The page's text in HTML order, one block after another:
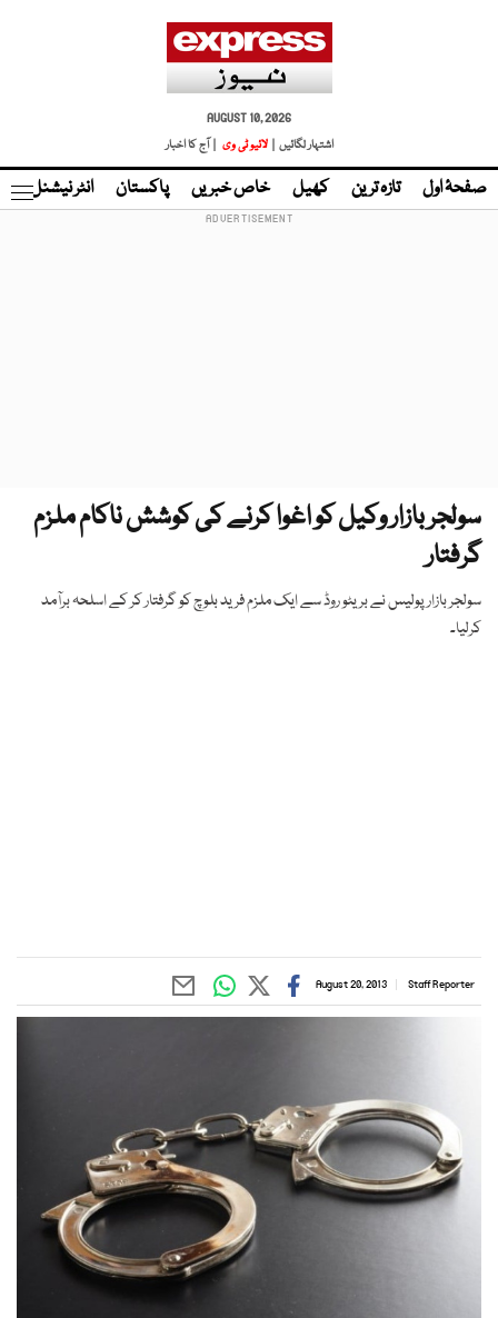
AUGUST 10, 2026
اشتہار لگائیں |
لائیو ٹی وی | آج کا اخبار
صفحۂ اول تازہ ترین کھیل خاص خبریں پاکستان انٹر نیشنل
سولجر بازار وکیل کو اغوا کرنے کی کوشش ناکام ملزم
گرفتار
سولجر بازار پولیس نے بریٹو روڈ سے ایک ملزم فرید بلوچ کو گرفتار کر کے اسلحہ برآمد
کرلیا۔
Staff Reporter
August 20, 2013